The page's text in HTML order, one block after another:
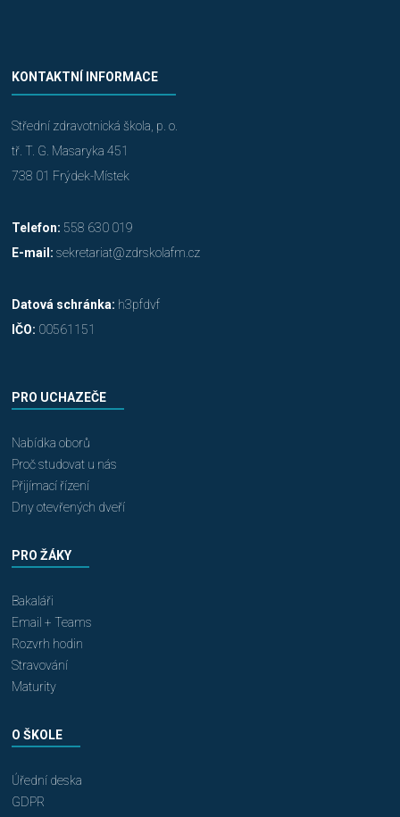
KONTAKTNÍ INFORMACE
Střední zdravotnická škola, p. o.
tř. T. G. Masaryka 451
738 01 Frýdek-Místek
Telefon: 558 630 019
E-mail: sekretariat@zdrskolafm.cz
Datová schránka: h3pfdvf
IČO: 00561151
PRO UCHAZEČE
Nabídka oborů
Proč studovat u nás
Přijímací řízení
Dny otevřených dveří
PRO ŽÁKY
Bakaláři
Email + Teams
Rozvrh hodin
Stravování
Maturity
O ŠKOLE
Úřední deska
GDPR